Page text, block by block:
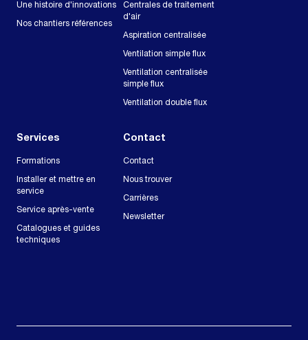
Une histoire d'innovations
Nos chantiers références
Centrales de traitement
d'air
Aspiration centralisée
Ventilation simple flux
Ventilation centralisée
simple flux
Ventilation double flux
Services
Formations
Installer et mettre en
service
Service après-vente
Catalogues et guides
techniques
Contact
Contact
Nous trouver
Carrières
Newsletter